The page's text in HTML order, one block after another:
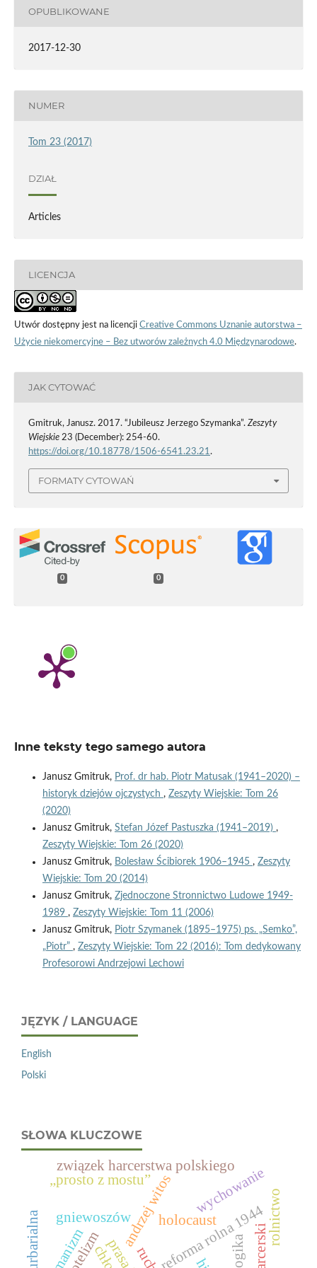
OPUBLIKOWANE
2017-12-30
NUMER
Tom 23 (2017)
DZIAŁ
Articles
LICENCJA
Utwór dostępny jest na licencji Creative Commons Uznanie autorstwa –
Użycie niekomercyjne – Bez utworów zależnych 4.0 Międzynarodowe.
JAK CYTOWAĆ
Gmitruk, Janusz. 2017. “Jubileusz Jerzego Szymanka”. Zeszyty
Wiejskie23 (December): 254-60.
https://doi.org/10.18778/1506-6541.23.21.
FORMATY CYTOWAŃ
0 0
Inne teksty tego samego autora
Janusz Gmitruk, Prof. dr hab. Piotr Matusak (1941–2020) –
historyk dziejów ojczystych , Zeszyty Wiejskie: Tom 26
(2020)
Janusz Gmitruk, Stefan Józef Pastuszka (1941–2019) ,
Zeszyty Wiejskie: Tom 26 (2020)
Janusz Gmitruk, Bolesław Ścibiorek 1906–1945 , Zeszyty
Wiejskie: Tom 20 (2014)
Janusz Gmitruk, Zjednoczone Stronnictwo Ludowe 1949-
1989 , Zeszyty Wiejskie: Tom 11 (2006)
Janusz Gmitruk, Piotr Szymanek (1895–1975) ps. „Semko”,
„Piotr” , Zeszyty Wiejskie: Tom 22 (2016): Tom dedykowany
Profesorowi Andrzejowi Lechowi
JĘZYK / LANGUAGE
English
Polski
SŁOWA KLUCZOWE
andrzej witosreforma rolna 1944
gniewoszów holocaust
związek harcerstwa polskiego
„prosto z mostu” wychowanierolnictwo